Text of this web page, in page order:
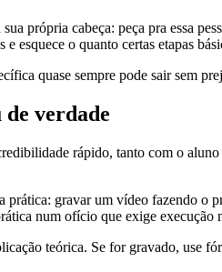
própria cabeça: peça pra essa
o quanto certas etapas
quase sempre pode sair sem
verdade
rápido, tanto com o
gravar um vídeo fazendo o
num ofício que exige execução
teórica. Se for gravado, use